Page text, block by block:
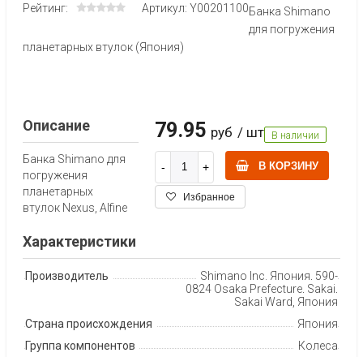
Рейтинг: Артикул: Y00201100Банка Shimano
для погружения
планетарных втулок (Япония)
79.95 руб / шт В наличии
В КОРЗИНУ
Избранное
Описание
Банка Shimano для
погружения
планетарных
втулок Nexus, Alfine
Характеристики
Производитель
Shimano Inc. Япония, 590-
0824 Osaka Prefecture, Sakai,
Sakai Ward, Япония
Страна происхождения
Япония
Группа компонентов
Колеса